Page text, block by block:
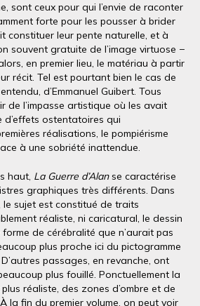
sont ceux pour qui l’envie de raconter
forte pour les pousser à brider
constituer leur pente naturelle, et à
souvent gratuite de l’image virtuose −
en premier lieu, le matériau à partir
récit. Tel est pourtant bien le cas de
d’Emmanuel Guibert. Tous
de l’impasse artistique où les avait
ostentatoires qui
réalisations, le pompiérisme
à une sobriété inattendue.
haut, La Guerre d’Alanse caractérise
graphiques très différents. Dans
le sujet est constitué de traits
réaliste, ni caricatural, le dessin
de cérébralité que n’aurait pas
plus proche ici du pictogramme
passages, en revanche, ont
plus fouillé. Ponctuellement la
réaliste, des zones d’ombre et de
la fin du premier volume, on peut voir